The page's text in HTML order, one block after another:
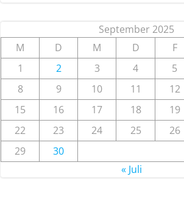
September 2025
M
D M D F
1
2 3 4 5
8
9 10 11 12
15
16 17 18 19
22
23 24 25 26
29
30
« Juli